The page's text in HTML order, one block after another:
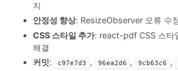
지
안정성 향상: ResizeObserver 오류 수
CSS 스타일 추가: react-pdf CSS 스타
해결
커밋: c97e7d3 , 96ea2d6 , 9cb63c6 ,